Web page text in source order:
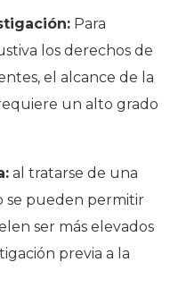
Para
los derechos de
el alcance de la
un alto grado
al tratarse de una
se pueden permitir
ser más elevados
previa a la